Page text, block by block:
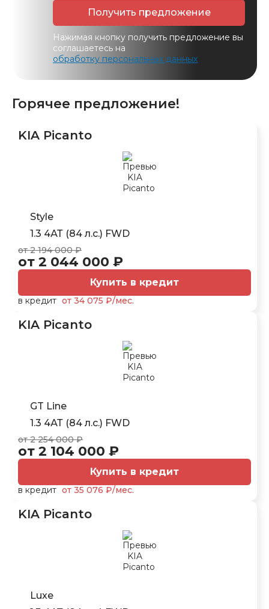
Получить предложение
Нажимая кнопку получить предложение вы
соглашаетесь на
обработку персональных данных
Горячее предложение!
KIA Picanto
Style
1.3 4АТ (84 л.с.) FWD
от 2 194 000 ₽
от 2 044 000 ₽
Купить в кредит
в кредит от 34 075 ₽/мес.
KIA Picanto
GT Line
1.3 4АТ (84 л.с.) FWD
от 2 254 000 ₽
от 2 104 000 ₽
Купить в кредит
в кредит от 35 076 ₽/мес.
KIA Picanto
Luxe